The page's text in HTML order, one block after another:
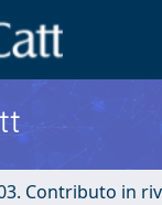
Contributo in